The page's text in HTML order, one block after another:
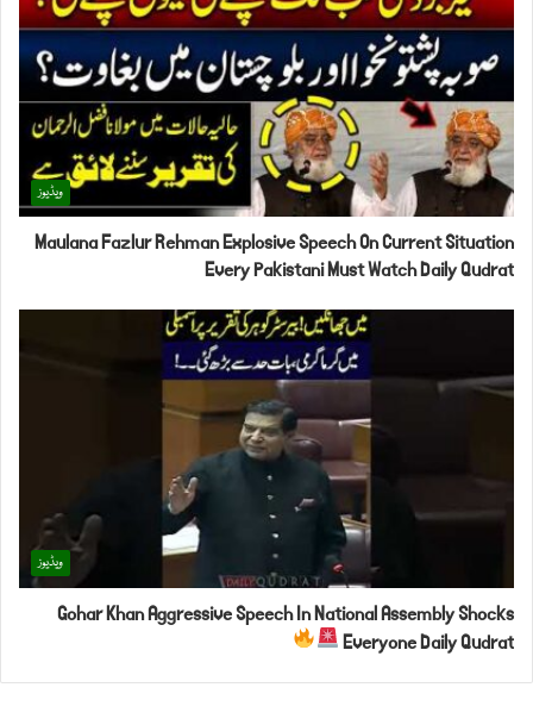
ویڈیوز
Maulana Fazlur Rehman Explosive Speech On Current Situation
Every Pakistani Must Watch Daily Qudrat
ویڈیوز
Gohar Khan Aggressive Speech In National Assembly Shocks
Everyone Daily Qudrat